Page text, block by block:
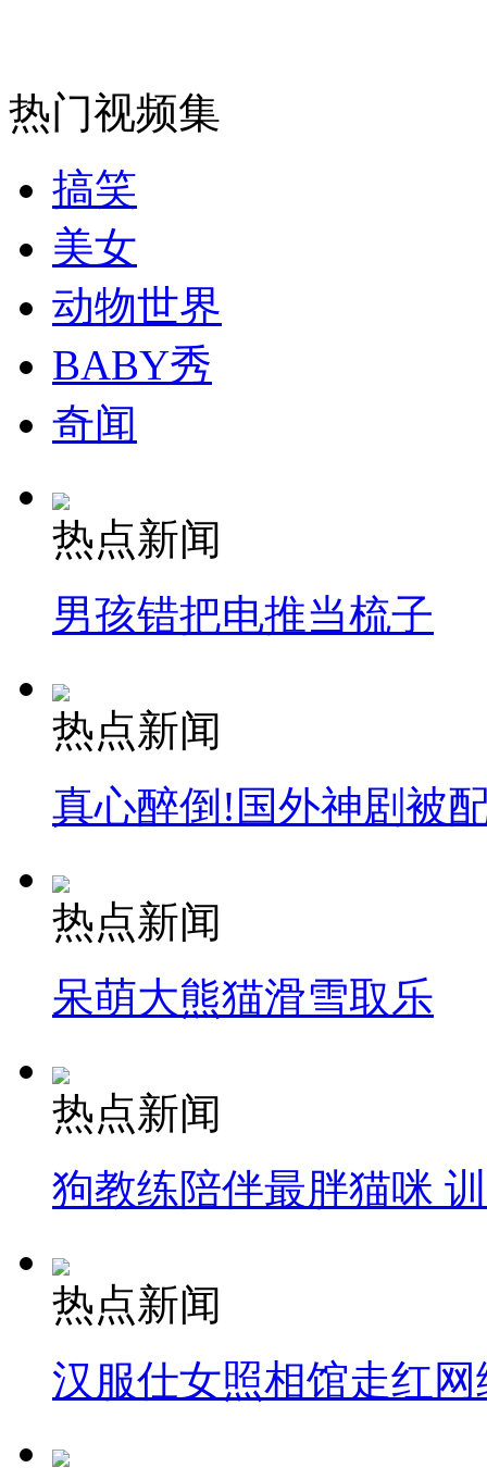
纽约上演“枕头大战”
热门视频集
搞笑
美女
动物世界
BABY秀
奇闻
热点新闻
男孩错把电推当梳子
热点新闻
真心醉倒!国外神剧被
热点新闻
呆萌大熊猫滑雪取乐
热点新闻
狗教练陪伴最胖猫咪
热点新闻
汉服仕女照相馆走红网